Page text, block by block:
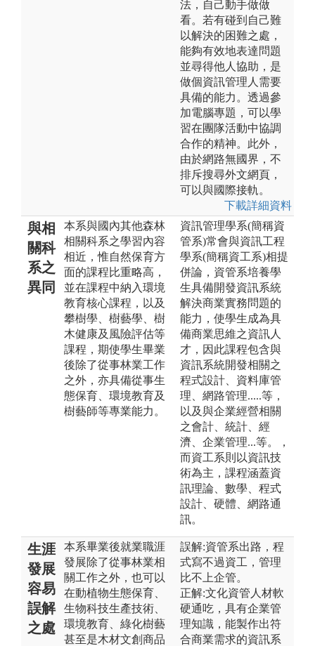
法，自己動手做做
看。若有碰到自己難
以解決的困難之處，
能夠有效地表達問題
並尋得他人協助，是
做個資訊管理人需要
具備的能力。透過參
加電腦專題，可以學
習在團隊活動中協調
合作的精神。此外，
由於網路無國界，不
排斥搜尋外文網頁，
可以與國際接軌。
下載詳細資料
與相
關科
系之
異同
本系與國內其他森林
相關科系之學習內容
相近，惟自然保育方
面的課程比重略高，
並在課程中納入環境
教育核心課程，以及
攀樹學、樹藝學、樹
木健康及風險評估等
課程，期使學生畢業
後除了從事林業工作
之外，亦具備從事生
態保育、環境教育及
樹藝師等專業能力。
資訊管理學系(簡稱資
管系)常會與資訊工程
學系(簡稱資工系)相提
併論，資管系培養學
生具備開發資訊系統
解決商業實務問題的
能力，使學生成為具
備商業思維之資訊人
才，因此課程包含與
資訊系統開發相關之
程式設計、資料庫管
理、網路管理.....等，
以及與企業經營相關
之會計、統計、經
濟、企業管理...等。，
而資工系則以資訊技
術為主，課程涵蓋資
訊理論、數學、程式
設計、硬體、網路通
訊。
生涯
發展
容易
誤解
之處
本系畢業後就業職涯
發展除了從事林業相
關工作之外，也可以
在動植物生態保育、
生物科技生產技術、
環境教育、綠化樹藝
甚至是木材文創商品
誤解:資管系出路，程
式寫不過資工，管理
比不上企管。
正解:文化資管人材軟
硬通吃，具有企業管
理知識，能製作出符
合商業需求的資訊系